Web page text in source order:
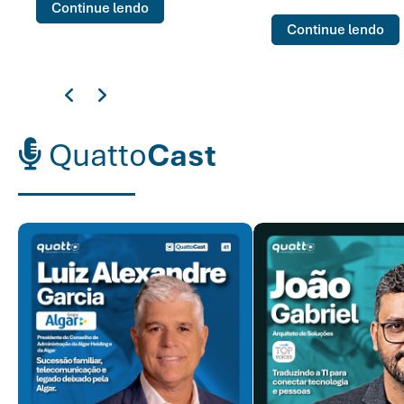
Continue lendo
Continue lendo
QuattoCast